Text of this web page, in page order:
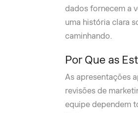
dados fornecem a
uma história clara
caminhando.
Por Que as
As apresentações
revisões de
equipe dependem